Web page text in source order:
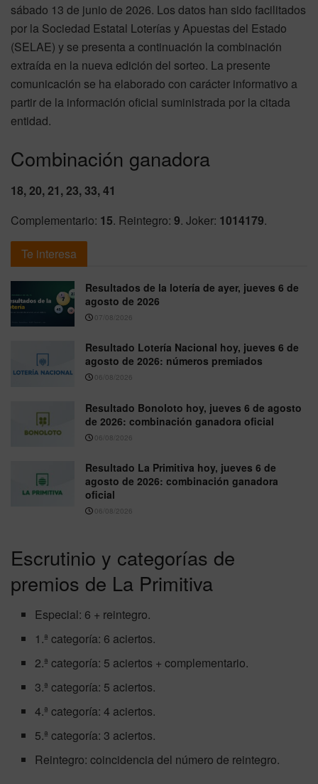
sábado 13 de junio de 2026. Los datos han sido facilitados
por la Sociedad Estatal Loterías y Apuestas del Estado
(SELAE) y se presenta a continuación la combinación
extraída en la nueva edición del sorteo. La presente
comunicación se ha elaborado con carácter informativo a
partir de la información oficial suministrada por la citada
entidad.
Combinación ganadora
18, 20, 21, 23, 33, 41
Complementario: 15. Reintegro: 9. Joker: 1014179.
Te interesa
Resultados de la lotería de ayer, jueves 6 de
agosto de 2026
07/08/2026
Resultado Lotería Nacional hoy, jueves 6 de
agosto de 2026: números premiados
06/08/2026
Resultado Bonoloto hoy, jueves 6 de agosto
de 2026: combinación ganadora oficial
06/08/2026
Resultado La Primitiva hoy, jueves 6 de
agosto de 2026: combinación ganadora
oficial
06/08/2026
Escrutinio y categorías de
premios de La Primitiva
Especial: 6 + reintegro.
1.ª categoría: 6 aciertos.
2.ª categoría: 5 aciertos + complementario.
3.ª categoría: 5 aciertos.
4.ª categoría: 4 aciertos.
5.ª categoría: 3 aciertos.
Reintegro: coincidencia del número de reintegro.